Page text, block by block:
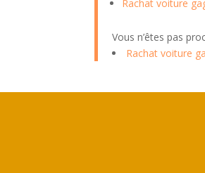
Rachat voiture
Vous n’êtes pas
Rachat voiture